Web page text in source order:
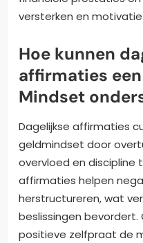
versterken en
Hoe kunnen
affirmaties
Mindset
Dagelijkse affirmaties
geldmindset door
overvloed en discipline
affirmaties helpen
herstructureren, wat
beslissingen
positieve zelfpraat de